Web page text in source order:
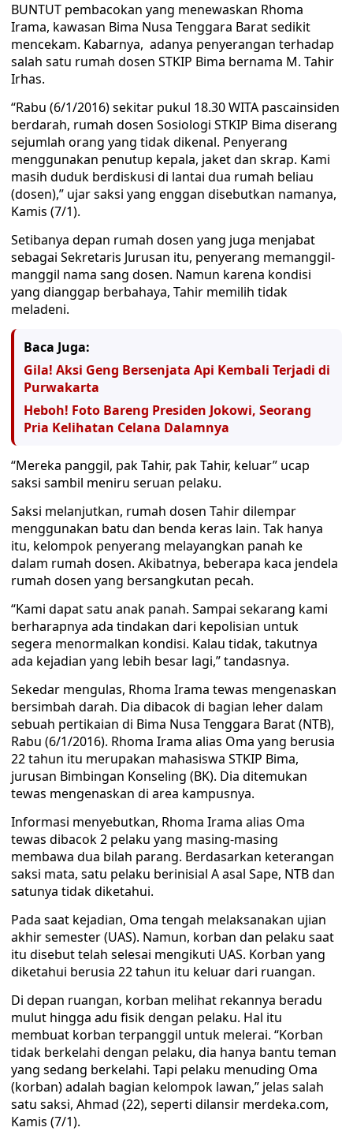
BUNTUT pembacokan yang menewaskan Rhoma
Irama, kawasan Bima Nusa Tenggara Barat sedikit
mencekam. Kabarnya, adanya penyerangan terhadap
salah satu rumah dosen STKIP Bima bernama M. Tahir
Irhas.
“Rabu (6/1/2016) sekitar pukul 18.30 WITA pascainsiden
berdarah, rumah dosen Sosiologi STKIP Bima diserang
sejumlah orang yang tidak dikenal. Penyerang
menggunakan penutup kepala, jaket dan skrap. Kami
masih duduk berdiskusi di lantai dua rumah beliau
(dosen),” ujar saksi yang enggan disebutkan namanya,
Kamis (7/1).
Setibanya depan rumah dosen yang juga menjabat
sebagai Sekretaris Jurusan itu, penyerang memanggil-
manggil nama sang dosen. Namun karena kondisi
yang dianggap berbahaya, Tahir memilih tidak
meladeni.
Baca Juga:
Gila! Aksi Geng Bersenjata Api Kembali Terjadi di
Purwakarta
Heboh! Foto Bareng Presiden Jokowi, Seorang
Pria Kelihatan Celana Dalamnya
“Mereka panggil, pak Tahir, pak Tahir, keluar” ucap
saksi sambil meniru seruan pelaku.
Saksi melanjutkan, rumah dosen Tahir dilempar
menggunakan batu dan benda keras lain. Tak hanya
itu, kelompok penyerang melayangkan panah ke
dalam rumah dosen. Akibatnya, beberapa kaca jendela
rumah dosen yang bersangkutan pecah.
“Kami dapat satu anak panah. Sampai sekarang kami
berharapnya ada tindakan dari kepolisian untuk
segera menormalkan kondisi. Kalau tidak, takutnya
ada kejadian yang lebih besar lagi,” tandasnya.
Sekedar mengulas, Rhoma Irama tewas mengenaskan
bersimbah darah. Dia dibacok di bagian leher dalam
sebuah pertikaian di Bima Nusa Tenggara Barat (NTB),
Rabu (6/1/2016). Rhoma Irama alias Oma yang berusia
22 tahun itu merupakan mahasiswa STKIP Bima,
jurusan Bimbingan Konseling (BK). Dia ditemukan
tewas mengenaskan di area kampusnya.
Informasi menyebutkan, Rhoma Irama alias Oma
tewas dibacok 2 pelaku yang masing-masing
membawa dua bilah parang. Berdasarkan keterangan
saksi mata, satu pelaku berinisial A asal Sape, NTB dan
satunya tidak diketahui.
Pada saat kejadian, Oma tengah melaksanakan ujian
akhir semester (UAS). Namun, korban dan pelaku saat
itu disebut telah selesai mengikuti UAS. Korban yang
diketahui berusia 22 tahun itu keluar dari ruangan.
Di depan ruangan, korban melihat rekannya beradu
mulut hingga adu fisik dengan pelaku. Hal itu
membuat korban terpanggil untuk melerai. “Korban
tidak berkelahi dengan pelaku, dia hanya bantu teman
yang sedang berkelahi. Tapi pelaku menuding Oma
(korban) adalah bagian kelompok lawan,” jelas salah
satu saksi, Ahmad (22), seperti dilansir merdeka.com,
Kamis (7/1).